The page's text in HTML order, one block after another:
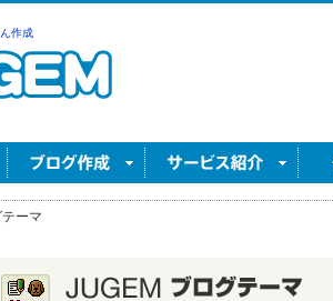
作成
ーマ